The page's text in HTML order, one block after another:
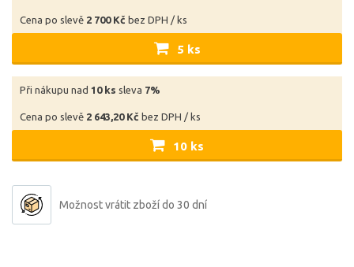
Cena po slevě 2 700 Kč bez DPH / ks
5 ks
Při nákupu nad 10 ks sleva 7%
Cena po slevě 2 643,20 Kč bez DPH / ks
10 ks
Možnost vrátit zboží do 30 dní